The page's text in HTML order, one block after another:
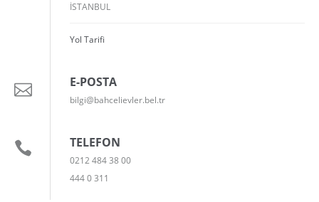
İSTANBUL
Yol Tarifi
E-POSTA
bilgi@bahcelievler.bel.tr
TELEFON
0212 484 38 00
444 0 311